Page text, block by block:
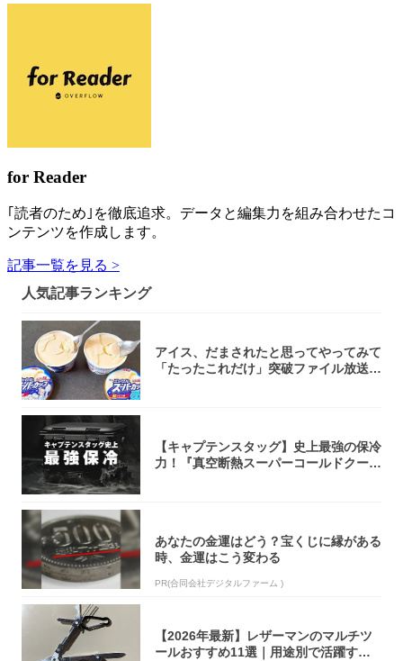
for Reader
｢読者のため｣を徹底追求。データと編集力を組み合わせたコ
ンテンツを作成します。
記事一覧を見る >
人気記事ランキング
アイス、だまされたと思ってやってみて
「たったこれだけ」突破ファイル放送で
【キャプテンスタッグ】史上最強の保冷
力！『真空断熱スーパーコールドクーラ
あなたの金運はどう？宝くじに縁がある
時、金運はこう変わる
PR(合同会社デジタルファーム )
【2026年最新】レザーマンのマルチツ
ールおすすめ11選｜用途別で活躍する